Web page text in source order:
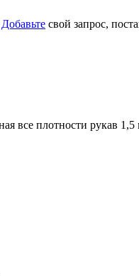
Добавьте свой запрос,
все плотности рукав